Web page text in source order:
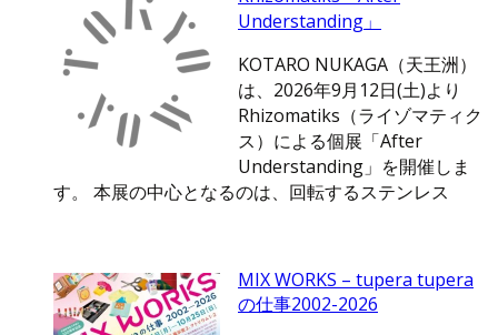
Understanding」
KOTARO NUKAGA（天王洲）
は、2026年9月12日(土)より
Rhizomatiks（ライゾマティク
ス）による個展「After
Understanding」を開催しま
す。 本展の中心となるのは、回転するステンレス
MIX WORKS – tupera tupera
の仕事2002-2026